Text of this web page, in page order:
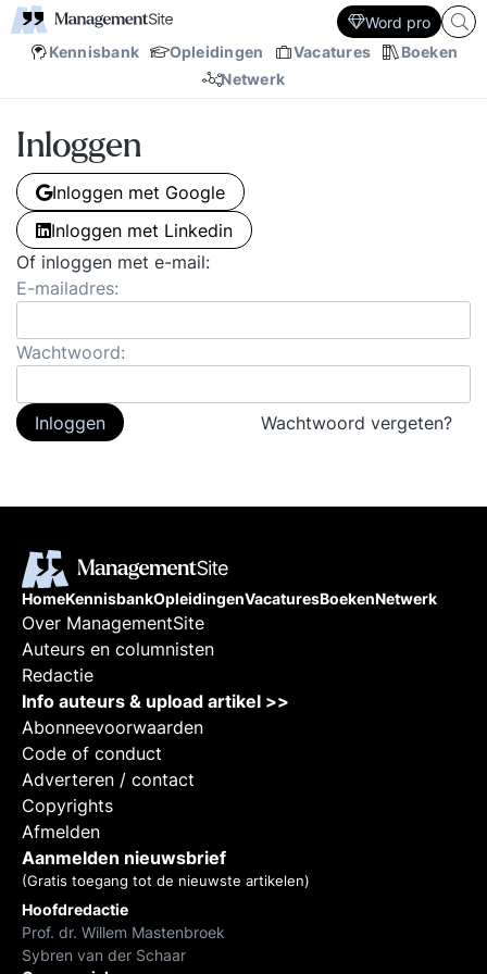
Kennisbank Opleidingen Vacatures
Boeken
Netwerk
Word pro
Inloggen
Inloggen met Google
Inloggen met Linkedin
Of inloggen met e-mail:
E-mailadres:
Wachtwoord:
Inloggen Wachtwoord vergeten?
HomeKennisbankOpleidingenVacaturesBoekenNetwerk
Over ManagementSite
Auteurs en columnisten
Redactie
Info auteurs & upload artikel >>
Abonneevoorwaarden
Code of conduct
Adverteren / contact
Copyrights
Afmelden
Aanmelden nieuwsbrief
(Gratis toegang tot de nieuwste artikelen)
Hoofdredactie
Prof. dr. Willem Mastenbroek
Sybren van der Schaar